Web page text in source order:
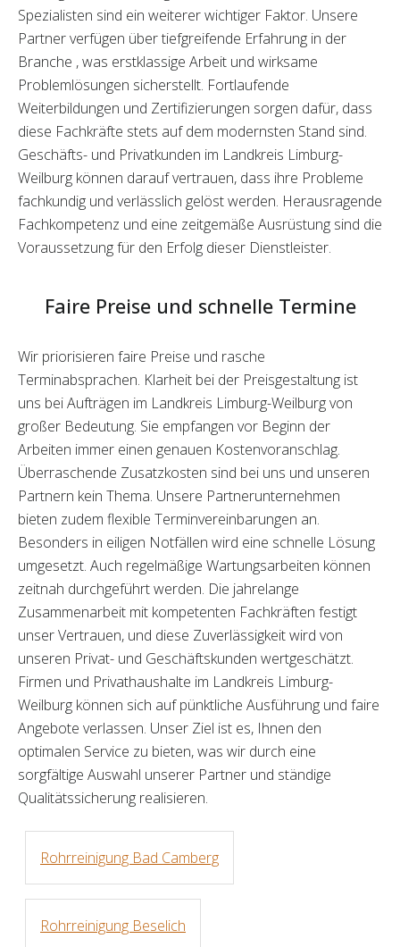
Spezialisten sind ein weiterer wichtiger Faktor. Unsere
Partner verfügen über tiefgreifende Erfahrung in der
Branche , was erstklassige Arbeit und wirksame
Problemlösungen sicherstellt. Fortlaufende
Weiterbildungen und Zertifizierungen sorgen dafür, dass
diese Fachkräfte stets auf dem modernsten Stand sind.
Geschäfts- und Privatkunden im Landkreis Limburg-
Weilburg können darauf vertrauen, dass ihre Probleme
fachkundig und verlässlich gelöst werden. Herausragende
Fachkompetenz und eine zeitgemäße Ausrüstung sind die
Voraussetzung für den Erfolg dieser Dienstleister.
Faire Preise und schnelle Termine
Wir priorisieren faire Preise und rasche
Terminabsprachen. Klarheit bei der Preisgestaltung ist
uns bei Aufträgen im Landkreis Limburg-Weilburg von
großer Bedeutung. Sie empfangen vor Beginn der
Arbeiten immer einen genauen Kostenvoranschlag.
Überraschende Zusatzkosten sind bei uns und unseren
Partnern kein Thema. Unsere Partnerunternehmen
bieten zudem flexible Terminvereinbarungen an.
Besonders in eiligen Notfällen wird eine schnelle Lösung
umgesetzt. Auch regelmäßige Wartungsarbeiten können
zeitnah durchgeführt werden. Die jahrelange
Zusammenarbeit mit kompetenten Fachkräften festigt
unser Vertrauen, und diese Zuverlässigkeit wird von
unseren Privat- und Geschäftskunden wertgeschätzt.
Firmen und Privathaushalte im Landkreis Limburg-
Weilburg können sich auf pünktliche Ausführung und faire
Angebote verlassen. Unser Ziel ist es, Ihnen den
optimalen Service zu bieten, was wir durch eine
sorgfältige Auswahl unserer Partner und ständige
Qualitätssicherung realisieren.
Rohrreinigung Bad Camberg
Rohrreinigung Beselich